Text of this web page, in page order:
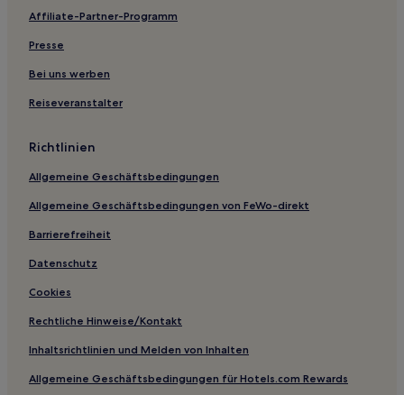
Hotels mit Wellnessbereich in Georgetown
Golf in Front Range
Familien in Brighton
Hotels mit Pool in Brighton
Leyden: Hotels
Affiliate-Partner-Programm
Presse
Bei uns werben
Reiseveranstalter
Richtlinien
Allgemeine Geschäftsbedingungen
Allgemeine Geschäftsbedingungen von FeWo-direkt
Barrierefreiheit
Datenschutz
Cookies
Rechtliche Hinweise/Kontakt
Inhaltsrichtlinien und Melden von Inhalten
Allgemeine Geschäftsbedingungen für Hotels.com Rewards